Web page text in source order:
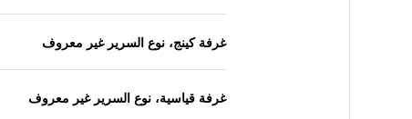
غرفة كينج، نوع السرير غير معروف
غرفة قياسية، نوع السرير غير معروف